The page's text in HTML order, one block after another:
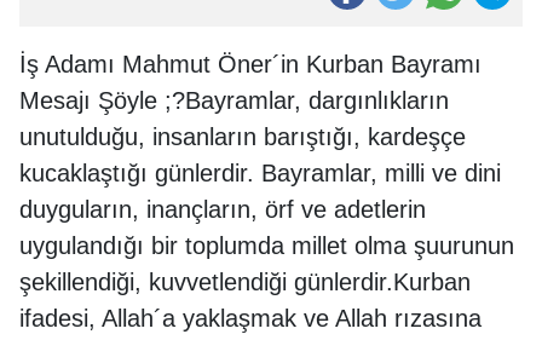
İş Adamı Mahmut Öner´in Kurban Bayramı
Mesajı Şöyle ;?Bayramlar, dargınlıkların
unutulduğu, insanların barıştığı, kardeşçe
kucaklaştığı günlerdir. Bayramlar, milli ve dini
duyguların, inançların, örf ve adetlerin
uygulandığı bir toplumda millet olma şuurunun
şekillendiği, kuvvetlendiği günlerdir.Kurban
ifadesi, Allah´a yaklaşmak ve Allah rızasına